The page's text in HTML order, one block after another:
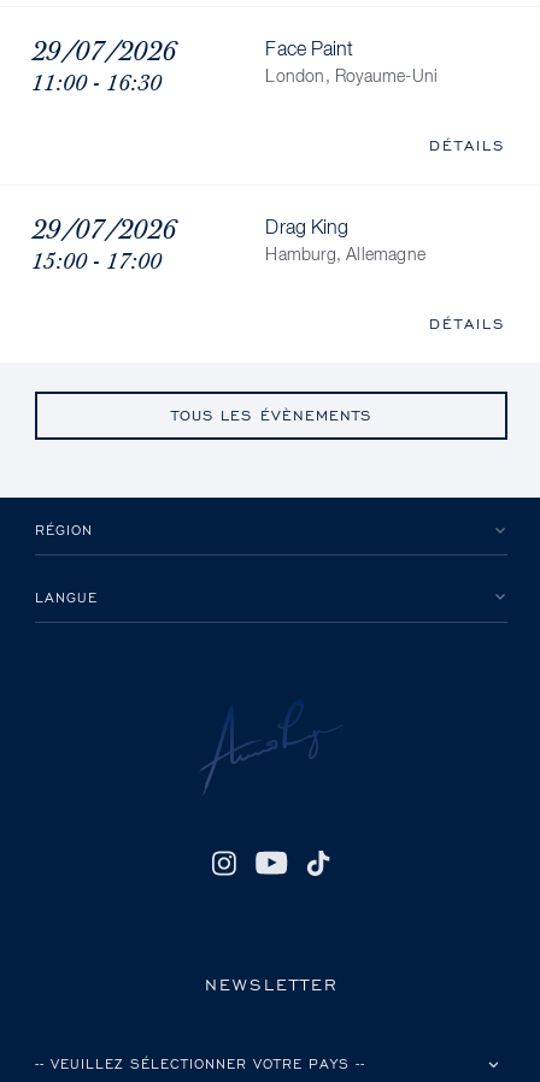
29/07/2026
11:00 - 16:30
Face Paint
London, Royaume-Uni
DÉTAILS
29/07/2026
15:00 - 17:00
Drag King
Hamburg, Allemagne
DÉTAILS
TOUS LES ÉVÈNEMENTS
RÉGION
LANGUE
NEWSLETTER
VEUILLEZ SÉLECTIONNER VOTRE PAYS